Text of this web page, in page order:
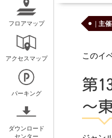
フロアマップ
アクセスマップ
パーキング
ダウンロード
センター
いわきアリオスとは
コンセプト
ミッション
概要と沿革
アクセスガイド
| 主
このイ
第
～